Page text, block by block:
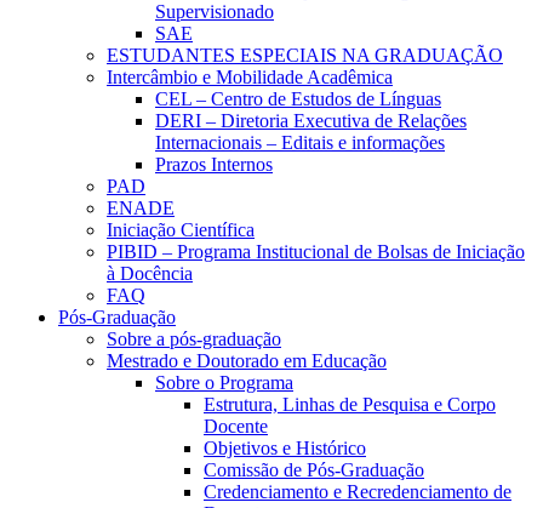
Supervisionado
SAE
ESTUDANTES ESPECIAIS NA GRADUAÇÃO
Intercâmbio e Mobilidade Acadêmica
CEL – Centro de Estudos de Línguas
DERI – Diretoria Executiva de Relações
Internacionais – Editais e informações
Prazos Internos
PAD
ENADE
Iniciação Científica
PIBID – Programa Institucional de Bolsas de Iniciação
à Docência
FAQ
Pós-Graduação
Sobre a pós-graduação
Mestrado e Doutorado em Educação
Sobre o Programa
Estrutura, Linhas de Pesquisa e Corpo
Docente
Objetivos e Histórico
Comissão de Pós-Graduação
Credenciamento e Recredenciamento de